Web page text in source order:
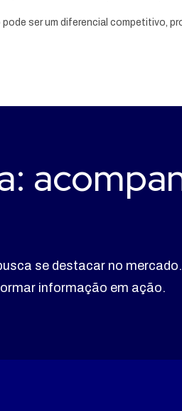
ser um diferencial competitivo,
se destacar no
informação em ação.